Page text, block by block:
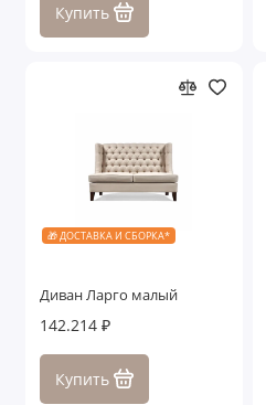
Купить
🎁 ДОСТАВКА И СБОРКА*
Диван Ларго малый
142.214 ₽
Купить